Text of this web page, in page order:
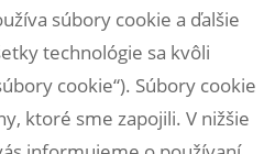
súbory cookie a ďalšie
technológie sa kvôli
cookie“). Súbory cookie
ktoré sme zapojili. V nižšie